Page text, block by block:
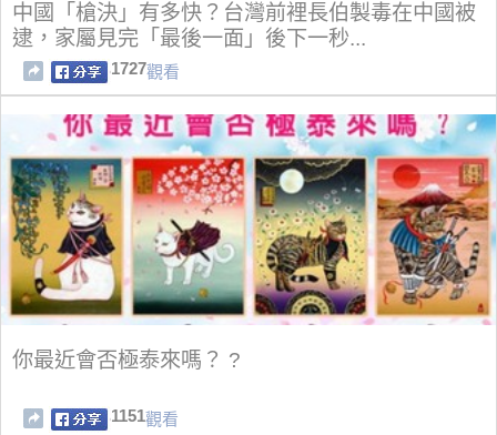
中國「槍決」有多快？台灣前裡長伯製毒在中國被
逮，家屬見完「最後一面」後下一秒...
1727觀看
你最近會否極泰來嗎？ ?
1151觀看